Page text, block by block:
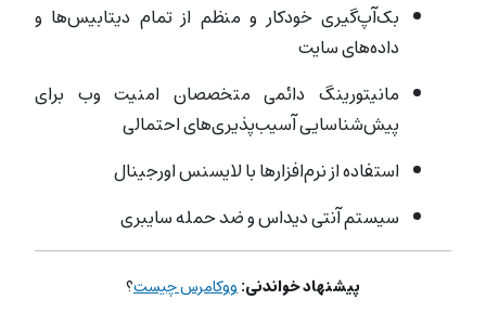
بک‌آپ‌گیری خودکار و منظم از تمام دیتابیس‌ها و
داده‌های سایت
مانیتورینگ دائمی متخصصان امنیت وب برای
پیش‌شناسایی آسیب‌پذیری‌های احتمالی
استفاده از نرم‌افزارها با لایسنس اورجینال
سیستم آنتی دیداس و ضد حمله سایبری
پیشنهاد خواندنی:ووکامرس چیست؟